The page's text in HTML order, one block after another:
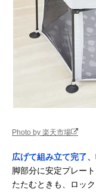
Photo by 楽天市場
広げて組み立て完了
脚部分に安定プレー
たたむときも、ロッ